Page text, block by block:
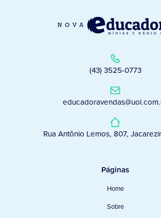
(43) 3525-0773
Rua Antônio Lemos, 807,
Páginas
Home
Sobre